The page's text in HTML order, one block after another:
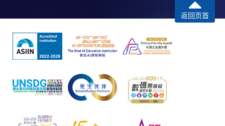
本學院為學院開設的其中一些課程提供在線服務的平台。雖然
卻不能為這些資訊作出任何明確或隱含的保證。本學院尤其不
會保證下列各項：資訊並無侵犯版權，資訊可安全使用、資訊
準確、資訊適合任何目的、資訊不含電腦病毒等。
返回页首